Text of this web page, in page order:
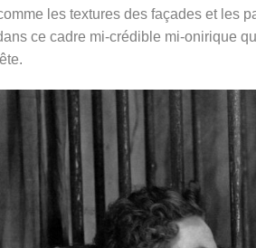
les textures des façades et les
ce cadre mi-crédible mi-onirique